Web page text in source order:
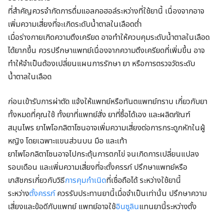
ที่สำคัญควรจำกัดการดื่มแอลกอฮอล์ระหว่างที่ใช้ยานี้ เนื่องจากอาจ
เพิ่มความเสี่ยงที่จะเกิดระดับน้ำตาลในเลือดต่ำ
เมื่อร่างกายเกิดความตึงเครียด อาจทำให้ควบคุมระดับน้ำตาลในเลือด
ได้ยากขึ้น ควรปรึกษาแพทย์เนื่องจากความตึงเครียดที่เพิ่มขึ้น อาจ
ทำให้จำเป็นต้องเปลี่ยนแผนการรักษา ยา หรือการตรวจวัดระดับ
น้ำตาลในเลือด
ก่อนเข้ารับการผ่าตัด แจ้งให้แพทย์หรือทันตแพทย์ทราบ เกี่ยวกับยา
ทั้งหมดที่คุณใช้ ทั้งยาที่แพทย์สั่ง ยาที่ซื้อได้เอง และผลิตภัณฑ์
สมุนไพร ยาไพโอกลิตาโซนอาจเพิ่มความเสี่ยงต่อการกระดูกหักในผู้
หญิง โดยเฉพาะแขนส่วนบน มือ และเท้า
ยาไพโอกลิตาโซนอาจไปกระตุ้นการตกไข่ จนเกิดการเปลี่ยนแปลง
รอบเดือน และเพิ่มความเสี่ยงที่จะตั้งครรภ์ ปรึกษาแพทย์หรือ
เภสัชกรเกี่ยวกับวิธีการคุมกำเนิดที่เชื่อถือได้ ระหว่างใช้ยานี้
ระหว่างตั้งครรภ์ควรรับประทานยานี้เมื่อจำเป็นเท่านั้น ปรึกษาความ
เสี่ยงและข้อดีกับแพทย์ แพทย์อาจใช้อินซูลินแทนยานี้ระหว่างตั้ง